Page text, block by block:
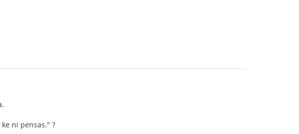
ni pensas." ?